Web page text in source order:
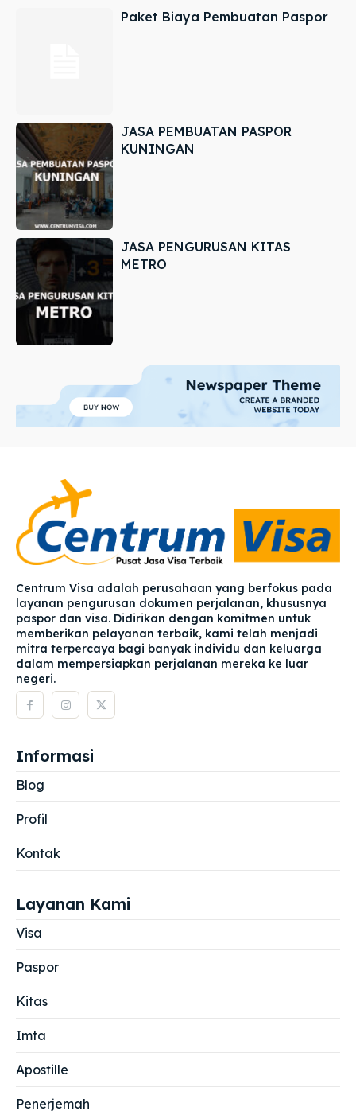
Paket Biaya Pembuatan Paspor
JASA PEMBUATAN PASPOR
KUNINGAN
JASA PENGURUSAN KITAS
METRO
Centrum Visa adalah perusahaan yang berfokus pada
layanan pengurusan dokumen perjalanan, khususnya
paspor dan visa. Didirikan dengan komitmen untuk
memberikan pelayanan terbaik, kami telah menjadi
mitra terpercaya bagi banyak individu dan keluarga
dalam mempersiapkan perjalanan mereka ke luar
negeri.
Informasi
Blog
Profil
Kontak
Layanan Kami
Visa
Paspor
Kitas
Imta
Apostille
Penerjemah